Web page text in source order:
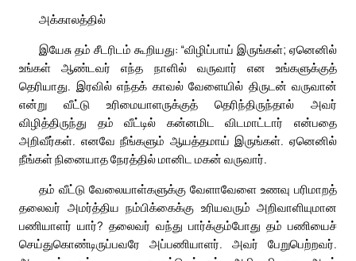
அக்காலத்தில்
இயேசு தம் சீடரிடம் கூறியது: “விழிப்பாய் இருங்கள்; ஏனெனில்
உங்கள் ஆண்டவர் எந்த நாளில் வருவார் என உங்களுக்குத்
தெரியாது. இரவில் எந்தக் காவல் வேளையில் திருடன் வருவான்
என்று வீட்டு உரிமையாளருக்குத் தெரிந்திருந்தால் அவர்
விழித்திருந்து தம் வீட்டில் கன்னமிட விடமாட்டார் என்பதை
அறிவீர்கள். எனவே நீங்களும் ஆயத்தமாய் இருங்கள். ஏனெனில்
நீங்கள் நினையாத நேரத்தில் மானிட மகன் வருவார்.
தம் வீட்டு வேலையாள்களுக்கு வேளாவேளை உணவு பரிமாறத்
தலைவர் அமர்த்திய நம்பிக்கைக்கு உரியவரும் அறிவாளியுமான
பணியாளர் யார்? தலைவர் வந்து பார்க்கும்போது தம் பணியைச்
செய்துகொண்டிருப்பவரே அப்பணியாளர். அவர் பேறுபெற்றவர்.